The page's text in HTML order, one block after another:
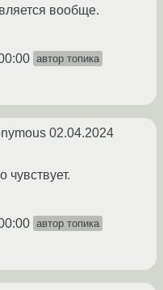
вообще.
автор топика
02.04.2024
автор топика